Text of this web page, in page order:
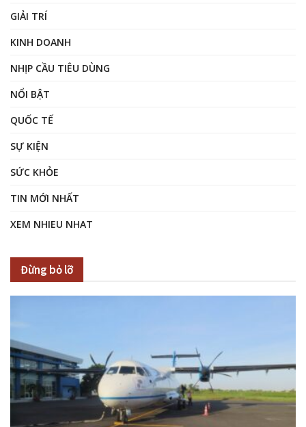
GIẢI TRÍ
KINH DOANH
NHỊP CẦU TIÊU DÙNG
NỔI BẬT
QUỐC TẾ
SỰ KIỆN
SỨC KHỎE
TIN MỚI NHẤT
XEM NHIEU NHAT
Đừng bỏ lỡ